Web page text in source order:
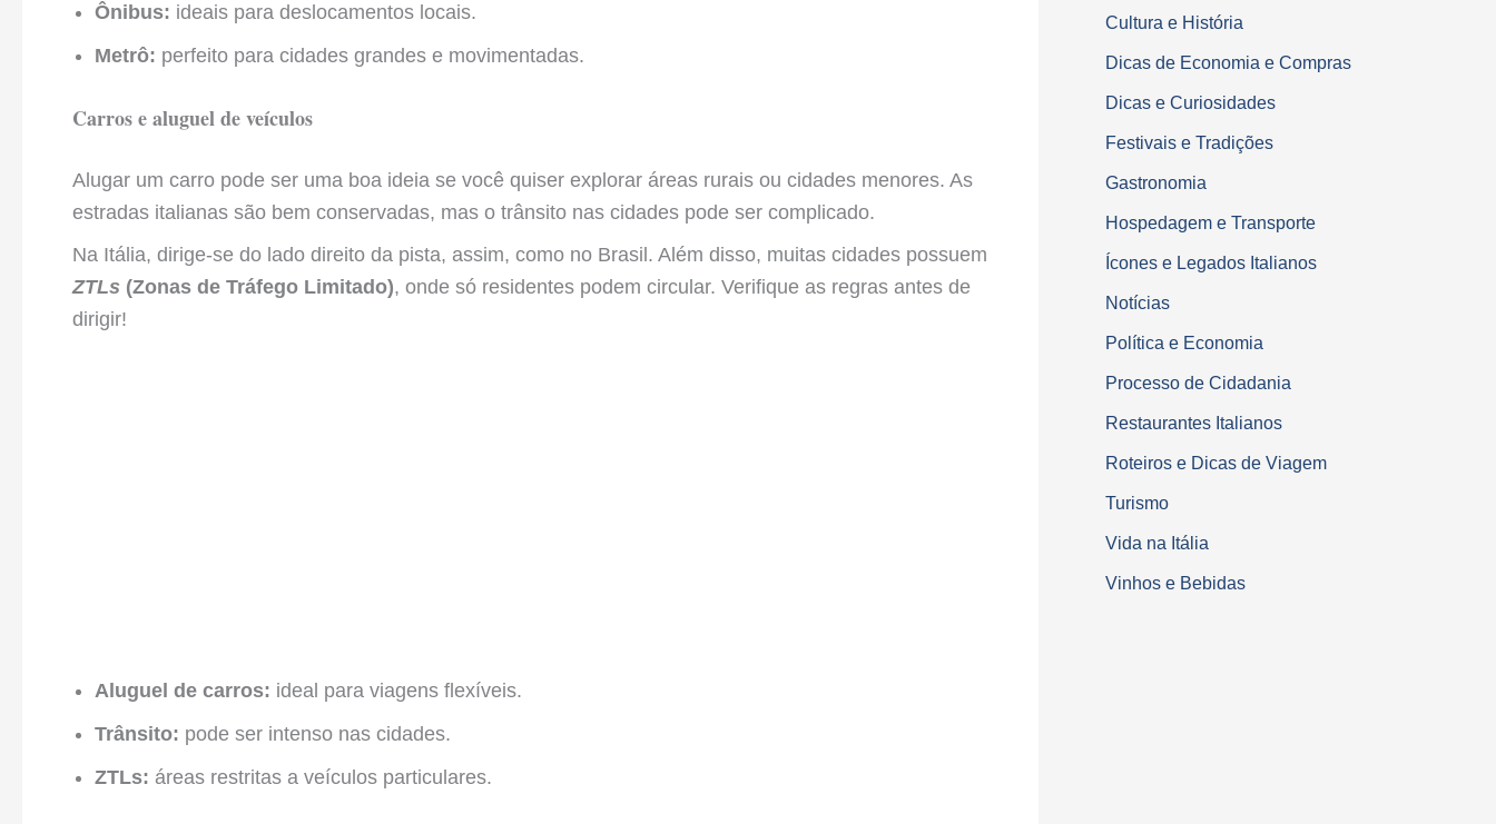
Ônibus: ideais para deslocamentos locais.
Metrô: perfeito para cidades grandes e movimentadas.
Carros e aluguel de veículos
Alugar um carro pode ser uma boa ideia se você quiser explorar áreas rurais ou cidades menores. As
estradas italianas são bem conservadas, mas o trânsito nas cidades pode ser complicado.
Na Itália, dirige-se do lado direito da pista, assim, como no Brasil. Além disso, muitas cidades possuem
ZTLs (Zonas de Tráfego Limitado), onde só residentes podem circular. Verifique as regras antes de
dirigir!
Aluguel de carros: ideal para viagens flexíveis.
Trânsito: pode ser intenso nas cidades.
ZTLs: áreas restritas a veículos particulares.
Cultura e História
Dicas de Economia e Compras
Dicas e Curiosidades
Festivais e Tradições
Gastronomia
Hospedagem e Transporte
Ícones e Legados Italianos
Notícias
Política e Economia
Processo de Cidadania
Restaurantes Italianos
Roteiros e Dicas de Viagem
Turismo
Vida na Itália
Vinhos e Bebidas